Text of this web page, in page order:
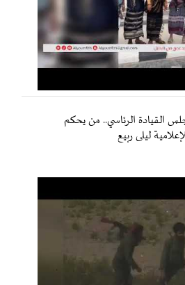
القيادة الرئاسي.. من يحكم
ليلى ربيع